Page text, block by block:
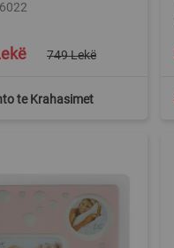
te Krahasimet
749 Lekë